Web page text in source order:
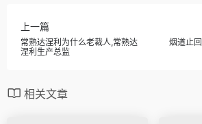
上一篇
常熟达涅利为什么老裁人,常熟达
涅利生产总监
烟道止
相关文章